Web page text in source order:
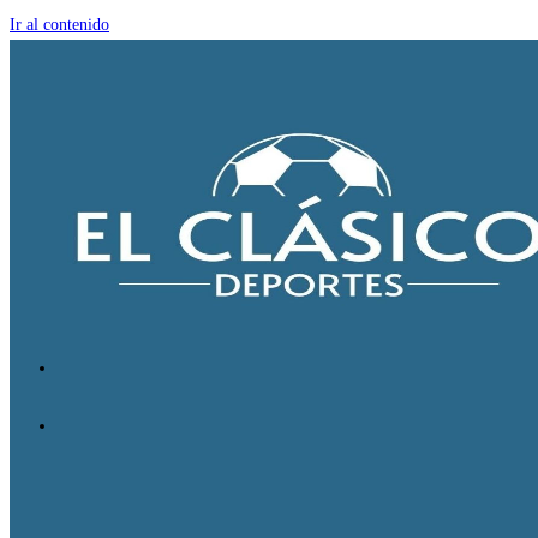
Ir al contenido